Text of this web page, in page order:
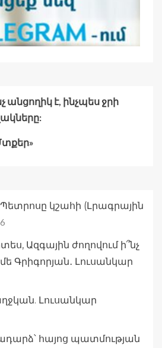
անցողիկ է, ինչպես ջրի
Պետրոսը կշահի (Լրագրային
Ազգային ժողովում ի՞նչ
Գրիգորյան․ Լուսանկար
Լուսանկար
հայոց պատմության